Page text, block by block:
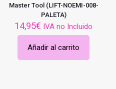
Master Tool (LIFT-NOEMI-008-
PALETA)
14,95€ IVA no Incluido
Añadir al carrito